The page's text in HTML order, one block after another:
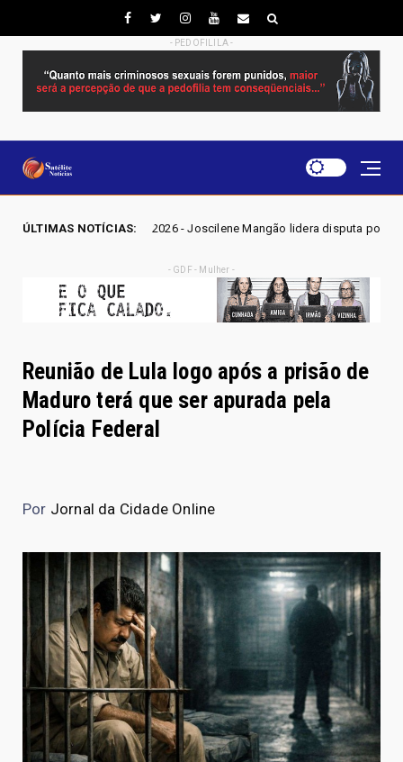
- PEDOFILILA -
ÚLTIMAS NOTÍCIAS:
GO 2026 - Joscilene Mangão lidera disputa por vaga na Alego em Novo
- GDF - Mulher -
Reunião de Lula logo após a prisão de
Maduro terá que ser apurada pela
Polícia Federal
Por Jornal da Cidade Online